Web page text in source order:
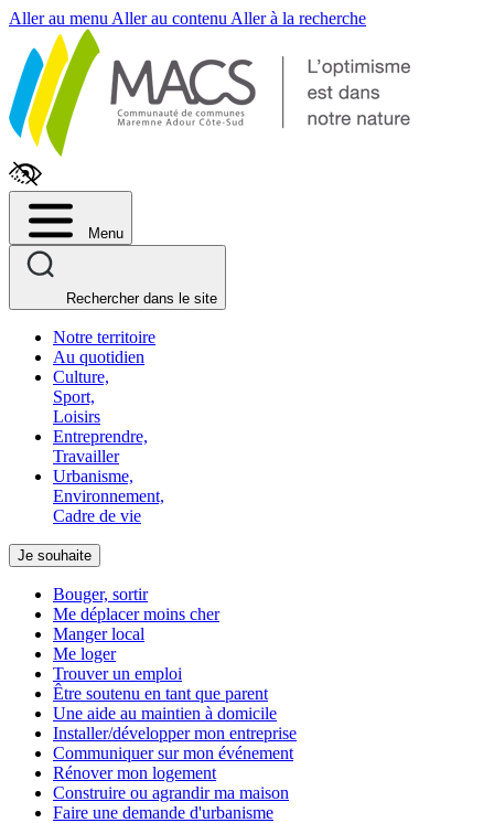
Aller au menu Aller au contenu Aller à la recherche
Menu
Rechercher dans le site
Notre territoire
Au quotidien
Culture,
Sport,
Loisirs
Entreprendre,
Travailler
Urbanisme,
Environnement,
Cadre de vie
Je souhaite
Bouger, sortir
Me déplacer moins cher
Manger local
Me loger
Trouver un emploi
Être soutenu en tant que parent
Une aide au maintien à domicile
Installer/développer mon entreprise
Communiquer sur mon événement
Rénover mon logement
Construire ou agrandir ma maison
Faire une demande d'urbanisme
Fenêtre
de
chat